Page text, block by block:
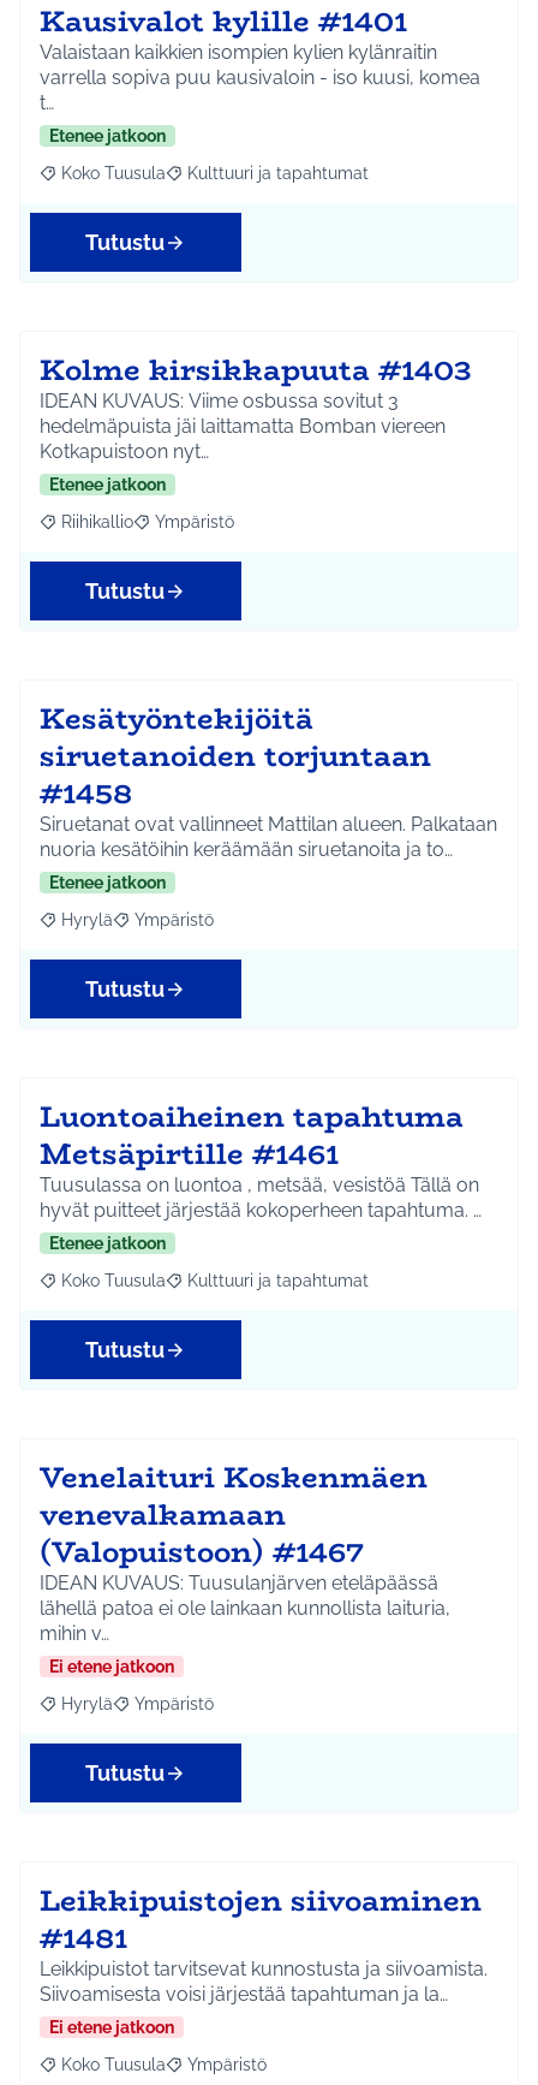
Kausivalot kylille #1401
Valaistaan kaikkien isompien kylien kylänraitin
varrella sopiva puu kausivaloin - iso kuusi, komea
t…
Etenee jatkoon
Rajaa tulokset aihepiirin mukaan: Koko Tuusula
Koko Tuusula Rajaa tulokset teeman mukaan: Kulttuuri ja
Kulttuuri ja tapahtumat
Tutustu
Kolme kirsikkapuuta #1403
IDEAN KUVAUS: Viime osbussa sovitut 3
hedelmäpuista jäi laittamatta Bomban viereen
Kotkapuistoon nyt…
Etenee jatkoon
Rajaa tulokset aihepiirin mukaan: Riihikallio
Riihikallio Rajaa tulokset teeman mukaan: Ympäristö
Ympäristö
Tutustu
Kesätyöntekijöitä
siruetanoiden torjuntaan
#1458
Siruetanat ovat vallinneet Mattilan alueen. Palkataan
nuoria kesätöihin keräämään siruetanoita ja to…
Etenee jatkoon
Rajaa tulokset aihepiirin mukaan: Hyrylä
Hyrylä Rajaa tulokset teeman mukaan: Ympäristö
Ympäristö
Tutustu
Luontoaiheinen tapahtuma
Metsäpirtille #1461
Tuusulassa on luontoa , metsää, vesistöä Tällä on
hyvät puitteet järjestää kokoperheen tapahtuma. …
Etenee jatkoon
Rajaa tulokset aihepiirin mukaan: Koko Tuusula
Koko Tuusula Rajaa tulokset teeman mukaan: Kulttuuri ja
Kulttuuri ja tapahtumat
Tutustu
Venelaituri Koskenmäen
venevalkamaan
(Valopuistoon) #1467
IDEAN KUVAUS: Tuusulanjärven eteläpäässä
lähellä patoa ei ole lainkaan kunnollista laituria,
mihin v…
Ei etene jatkoon
Rajaa tulokset aihepiirin mukaan: Hyrylä
Hyrylä Rajaa tulokset teeman mukaan: Ympäristö
Ympäristö
Tutustu
Leikkipuistojen siivoaminen
#1481
Leikkipuistot tarvitsevat kunnostusta ja siivoamista.
Siivoamisesta voisi järjestää tapahtuman ja la…
Ei etene jatkoon
Rajaa tulokset aihepiirin mukaan: Koko Tuusula
Koko Tuusula Rajaa tulokset teeman mukaan: Ympäristö
Ympäristö